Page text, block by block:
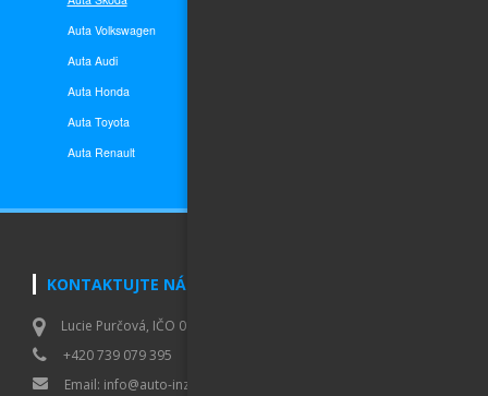
Auta Volkswagen
Auta Audi
Auta Honda
Auta Toyota
Auta Renault
KONTAKTUJTE NÁS
Lucie Purčová, IČO 01007173, Vaculíkova 531/8, Brno Lesná 638 00
+420 739 079 395
Email: info@auto-inzerce.cz